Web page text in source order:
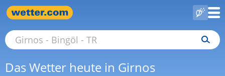
Das Wetter heute in Girnos